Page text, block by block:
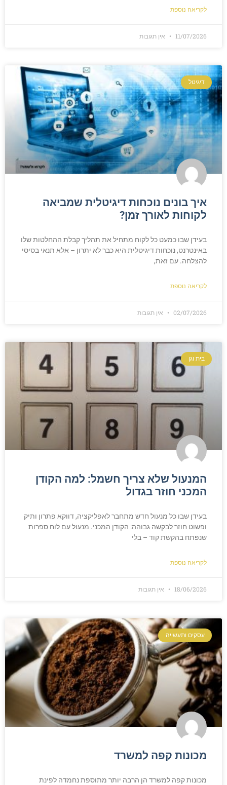
לקריאה נוספת
11/07/2026 אין תגובות
דיגיטל
איך בונים נוכחות דיגיטלית שמביאה
לקוחות לאורך זמן?
בעידן שבו כמעט כל לקוח מתחיל את תהליך קבלת ההחלטות שלו
באינטרנט, נוכחות דיגיטלית היא כבר לא יתרון – אלא תנאי בסיסי
להצלחה. עם זאת,
לקריאה נוספת
02/07/2026 אין תגובות
בית וגן
המנעול שלא צריך חשמל: למה הקודן
המכני חוזר בגדול
בעידן שבו כל מנעול חדש מתחבר לאפליקציה, דווקא פתרון ותיק
ופשוט חוזר לבקשה גבוהה: הקודן המכני. מנעול עם לוח ספרות
שנפתח בהקשת קוד – בלי
לקריאה נוספת
18/06/2026 אין תגובות
עסקים ותעשייה
מכונות קפה למשרד
מכונות קפה למשרד הן הרבה יותר מתוספת נחמדה לפינת